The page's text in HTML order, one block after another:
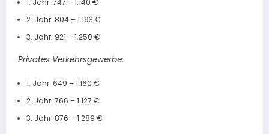
2. Jahr: 804 – 1.193 €
3. Jahr: 921 – 1.250 €
Privates Verkehrsgewerbe:
1. Jahr: 649 – 1.160 €
2. Jahr: 766 – 1.127 €
3. Jahr: 876 – 1.289 €